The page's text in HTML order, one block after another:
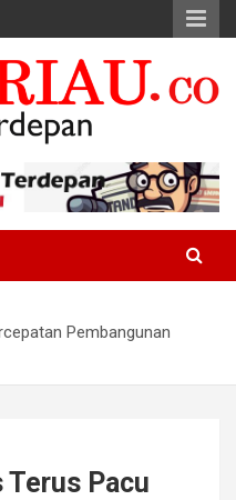
Pembangunan
Terus Pacu